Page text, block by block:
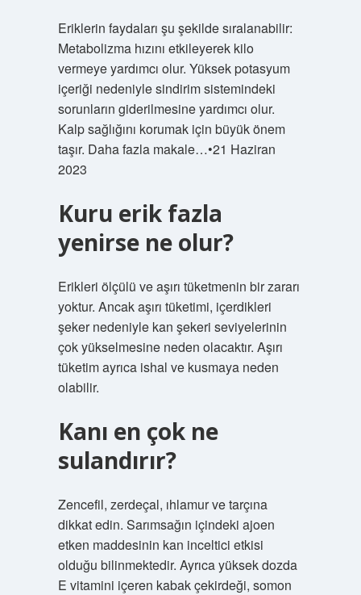
Eriklerin faydaları şu şekilde sıralanabilir:
Metabolizma hızını etkileyerek kilo
vermeye yardımcı olur. Yüksek potasyum
içeriği nedeniyle sindirim sistemindeki
sorunların giderilmesine yardımcı olur.
Kalp sağlığını korumak için büyük önem
taşır. Daha fazla makale…•21 Haziran
2023
Kuru erik fazla
yenirse ne olur?
Erikleri ölçülü ve aşırı tüketmenin bir zararı
yoktur. Ancak aşırı tüketimi, içerdikleri
şeker nedeniyle kan şekeri seviyelerinin
çok yükselmesine neden olacaktır. Aşırı
tüketim ayrıca ishal ve kusmaya neden
olabilir.
Kanı en çok ne
sulandırır?
Zencefil, zerdeçal, ıhlamur ve tarçına
dikkat edin. Sarımsağın içindeki ajoen
etken maddesinin kan inceltici etkisi
olduğu bilinmektedir. Ayrıca yüksek dozda
E vitamini içeren kabak çekirdeği, somon